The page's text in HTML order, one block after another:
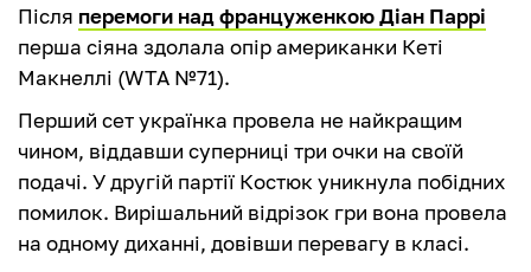
Після перемоги над француженкою Діан Паррі
перша сіяна здолала опір американки Кеті
Макнеллі (WTA №71).
Перший сет українка провела не найкращим
чином, віддавши суперниці три очки на своїй
подачі. У другій партії Костюк уникнула побідних
помилок. Вирішальний відрізок гри вона провела
на одному диханні, довівши перевагу в класі.